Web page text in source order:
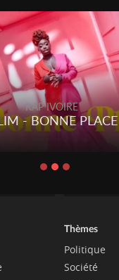
RAP IVOIRE
- BONNE PLACE
Thèmes
Politique
Société